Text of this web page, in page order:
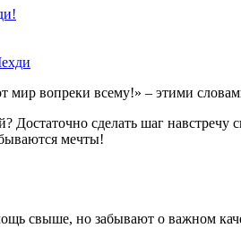
вопреки всему!» – этими
Достаточно сделать шаг
мечты!
свыше, но забывают о важном